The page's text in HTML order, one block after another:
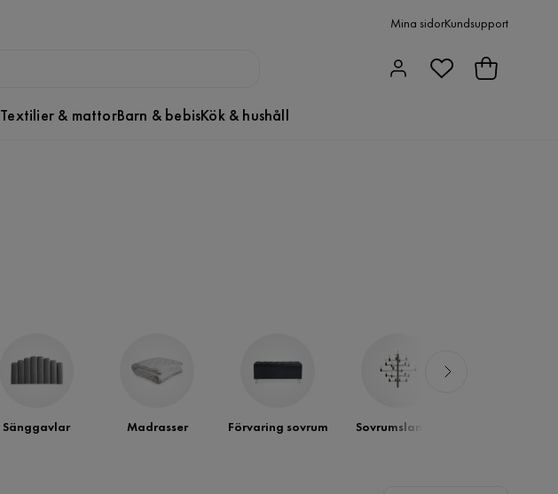
Mina sidorKundsupport
Textilier & mattorBarn & bebisKök & hushåll
Sänggavlar Madrasser Förvaring sovrum Sovrumslampa